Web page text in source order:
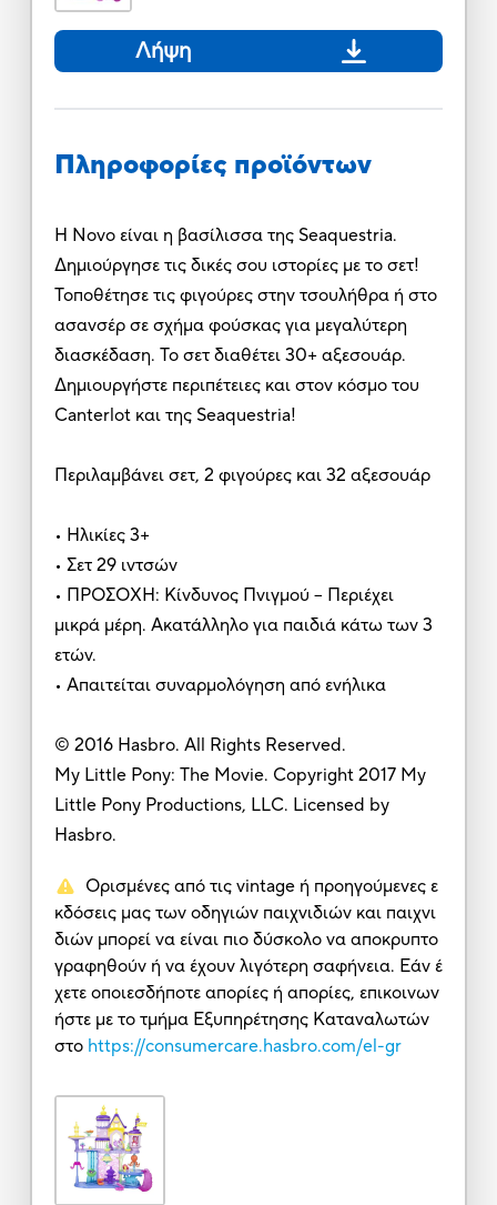
Λήψη
Πληροφορίες προϊόντων
Η Novo είναι η βασίλισσα της Seaquestria.
Δημιούργησε τις δικές σου ιστορίες με το σετ!
Τοποθέτησε τις φιγούρες στην τσουλήθρα ή στο
ασανσέρ σε σχήμα φούσκας για μεγαλύτερη
διασκέδαση. Το σετ διαθέτει 30+ αξεσουάρ.
Δημιουργήστε περιπέτειες και στον κόσμο του
Canterlot και της Seaquestria!
Περιλαμβάνει σετ, 2 φιγούρες και 32 αξεσουάρ
• Ηλικίες 3+
• Σετ 29 ιντσών
• ΠΡΟΣΟΧΗ: Κίνδυνος Πνιγμού – Περιέχει
μικρά μέρη. Ακατάλληλο για παιδιά κάτω των 3
ετών.
• Απαιτείται συναρμολόγηση από ενήλικα
© 2016 Hasbro. All Rights Reserved.
My Little Pony: The Movie. Copyright 2017 My
Little Pony Productions, LLC. Licensed by
Hasbro.
Ορισμένες από τις vintage ή προηγούμενες ε
κδόσεις μας των οδηγιών παιχνιδιών και παιχνι
διών μπορεί να είναι πιο δύσκολο να αποκρυπτο
γραφηθούν ή να έχουν λιγότερη σαφήνεια. Εάν έ
χετε οποιεσδήποτε απορίες ή απορίες, επικοινων
ήστε με το τμήμα Εξυπηρέτησης Καταναλωτών
στο https://consumercare.hasbro.com/el-gr